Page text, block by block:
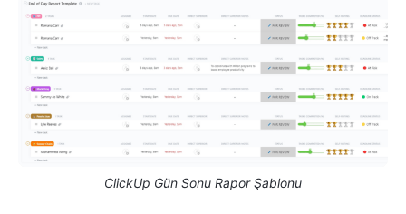
ClickUp Gün Sonu Rapor Şablonu